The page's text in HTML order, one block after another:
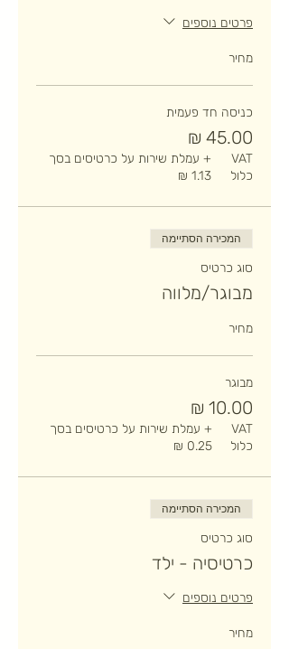
פרטים נוספים
מחיר
כניסה חד פעמית
VAT
כלול
+ עמלת שירות על כרטיסים בסך
‏1.13 ‏₪
המכירה הסתיימה
סוג כרטיס
מבוגר/מלווה
מחיר
מבוגר
VAT
כלול
+ עמלת שירות על כרטיסים בסך
‏0.25 ‏₪
המכירה הסתיימה
סוג כרטיס
כרטיסיה - ילד
פרטים נוספים
מחיר